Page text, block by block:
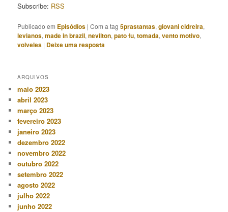
Subscribe: RSS
Publicado em Episódios |Com a tag5prastantas,giovani cidreira,
levianos,made in brazil,nevilton,pato fu,tomada,vento motivo,
volveles | Deixe uma resposta
ARQUIVOS
maio 2023
abril 2023
março 2023
fevereiro 2023
janeiro 2023
dezembro 2022
novembro 2022
outubro 2022
setembro 2022
agosto 2022
julho 2022
junho 2022